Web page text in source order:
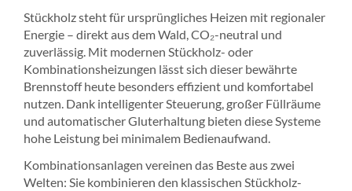
Stückholz steht für ursprüngliches Heizen mit regionaler
Energie – direkt aus dem Wald, CO₂-neutral und
zuverlässig. Mit modernen Stückholz- oder
Kombinationsheizungen lässt sich dieser bewährte
Brennstoff heute besonders effizient und komfortabel
nutzen. Dank intelligenter Steuerung, großer Füllräume
und automatischer Gluterhaltung bieten diese Systeme
hohe Leistung bei minimalem Bedienaufwand.
Kombinationsanlagen vereinen das Beste aus zwei
Welten: Sie kombinieren den klassischen Stückholz-